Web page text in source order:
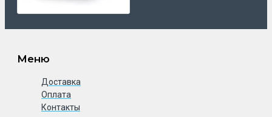
Меню
Доставка
Оплата
Контакты